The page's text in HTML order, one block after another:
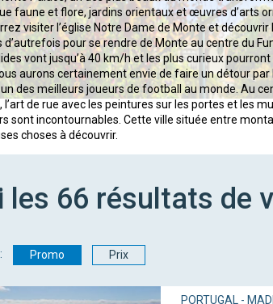
faune et flore, jardins orientaux et œuvres d’arts
visiter l’église Notre Dame de Monte et
pour se rendre de Monte au centre du
vont jusqu’à 40 km/h et les plus curieux
aurons certainement envie de faire un détour par
des meilleurs joueurs de football au monde. Au
l’art de rue avec les peintures sur les portes et les
sont incontournables. Cette ville située entre
choses à découvrir.
les 66 résultats de
Promo Prix
PORTUGAL -